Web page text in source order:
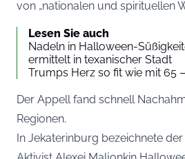
von „nationalen und spirituellen
Lesen Sie auch
Nadeln in Halloween-
ermittelt in texanischer Stadt
Trumps Herz so fit wie mit 65
Der Appell fand schnell
Regionen.
In Jekaterinburg bezeichnete